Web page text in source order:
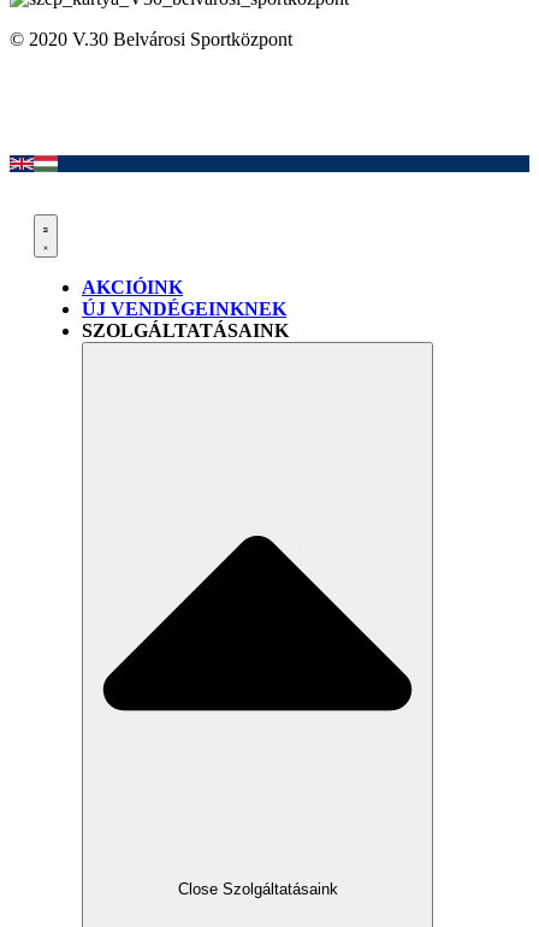
© 2020 V.30 Belvárosi Sportközpont
AKCIÓINK
ÚJ VENDÉGEINKNEK
SZOLGÁLTATÁSAINK
Close Szolgáltatásaink